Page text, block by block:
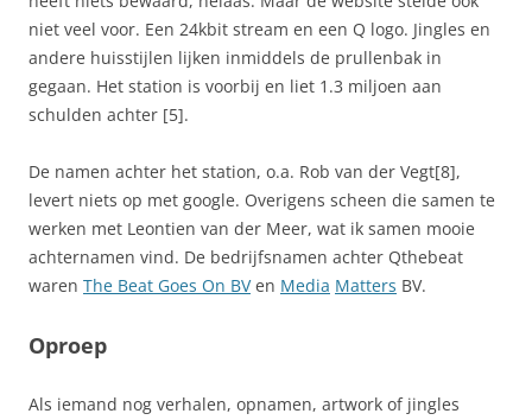
niet veel voor. Een 24kbit stream en een Q logo. Jingles en
andere huisstijlen lijken inmiddels de prullenbak in
gegaan. Het station is voorbij en liet 1.3 miljoen aan
schulden achter [5].
De namen achter het station, o.a. Rob van der Vegt[8],
levert niets op met google. Overigens scheen die samen te
werken met Leontien van der Meer, wat ik samen mooie
achternamen vind. De bedrijfsnamen achter Qthebeat
waren The Beat Goes On BVen Media Matters BV.
Oproep
Als iemand nog verhalen, opnamen, artwork of jingles